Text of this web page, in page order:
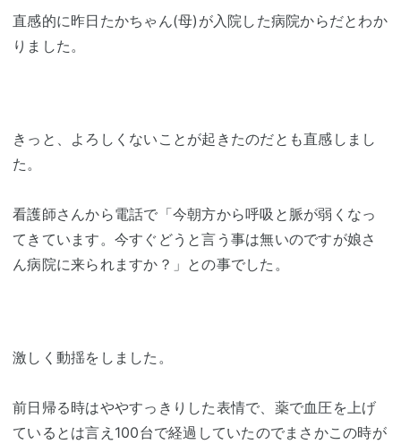
直感的に昨日たかちゃん(母)が入院した病院からだとわか
りました。
きっと、よろしくないことが起きたのだとも直感しまし
た。
看護師さんから電話で「今朝方から呼吸と脈が弱くなっ
てきています。今すぐどうと言う事は無いのですが娘さ
ん病院に来られますか？」との事でした。
激しく動揺をしました。
前日帰る時はややすっきりした表情で、薬で血圧を上げ
ているとは言え100台で経過していたのでまさかこの時が